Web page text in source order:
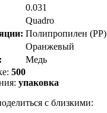
0.031
Quadro
Полипропилен (PP)
Оранжевый
Медь
500
упаковка
с близкими: